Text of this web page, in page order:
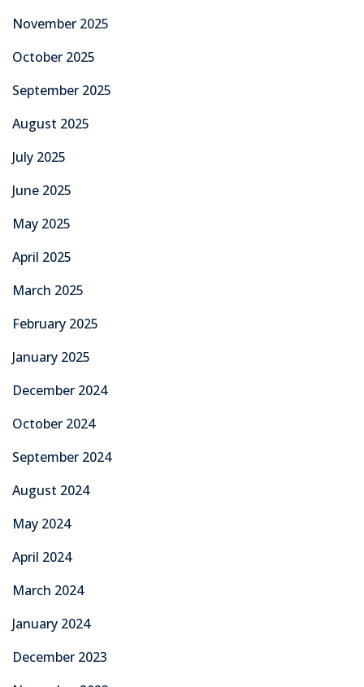
November 2025
October 2025
September 2025
August 2025
July 2025
June 2025
May 2025
April 2025
March 2025
February 2025
January 2025
December 2024
October 2024
September 2024
August 2024
May 2024
April 2024
March 2024
January 2024
December 2023